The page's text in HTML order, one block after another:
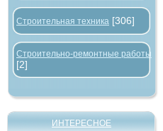
Строительная техника [306]
Строительно-ремонтные работы
[2]
ИНТЕРЕСНОЕ